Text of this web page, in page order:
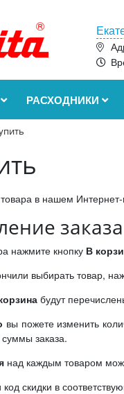
РАСХОДНИКИ
в нашем
заказа
нажмите кнопку В
выбирать товар,
будут
вы пожете изменить
суммы заказа.
над каждым товаром
скидки в